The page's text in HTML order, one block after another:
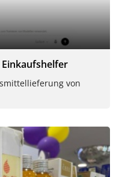
Einkaufshelfer
von